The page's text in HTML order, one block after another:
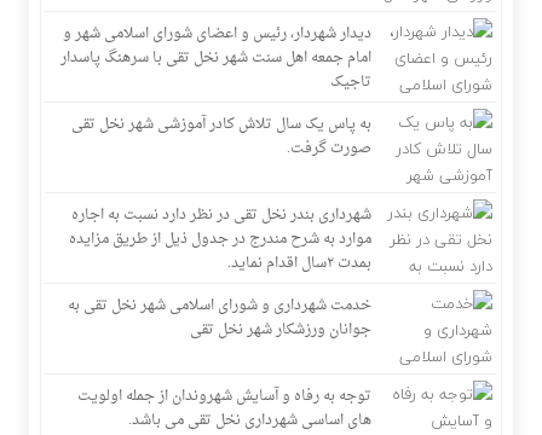
دیدار شهردار، رئیس و اعضای شورای اسلامی شهر و
امام جمعه اهل سنت شهر نخل تقی با سرهنگ پاسدار
تاجیک
به پاس یک سال تلاش کادر آموزشی شهر نخل تقی
صورت گرفت.
شهرداری بندر نخل تقی در نظر دارد نسبت به اجاره
موارد به شرح مندرج در جدول ذیل از طریق مزایده
بمدت ۲سال اقدام نماید.
خدمت شهرداری و شورای اسلامی شهر نخل تقی به
جوانان ورزشکار شهر نخل تقی
توجه به رفاه و آسایش شهروندان از جمله اولویت
های اساسی شهرداری نخل تقی می باشد.